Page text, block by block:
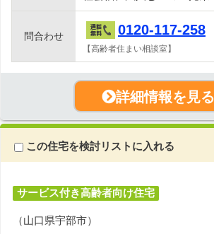
問合わせ 0120-117-258
【高齢者住まい相談室】
詳細情報を見る
この住宅を検討リストに入れる
サービス付き高齢者向け住宅
（山口県宇部市）